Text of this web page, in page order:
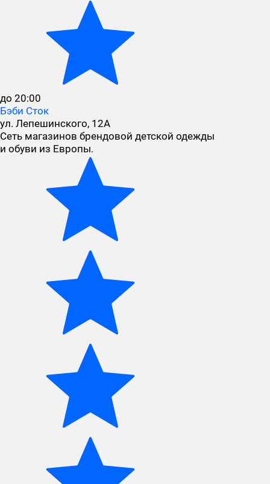
до 20:00
Бэби Сток
ул. Лепешинского, 12А
Сеть магазинов брендовой детской одежды
и обуви из Европы.